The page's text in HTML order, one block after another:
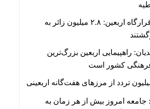
فرمانده قرارگاه اربعین: ۲.۸ میلیون زائر به
راهپیمایی اربعین بزرگ‌ترین
کشور است
جامعه امروز بیش از هر زمان به